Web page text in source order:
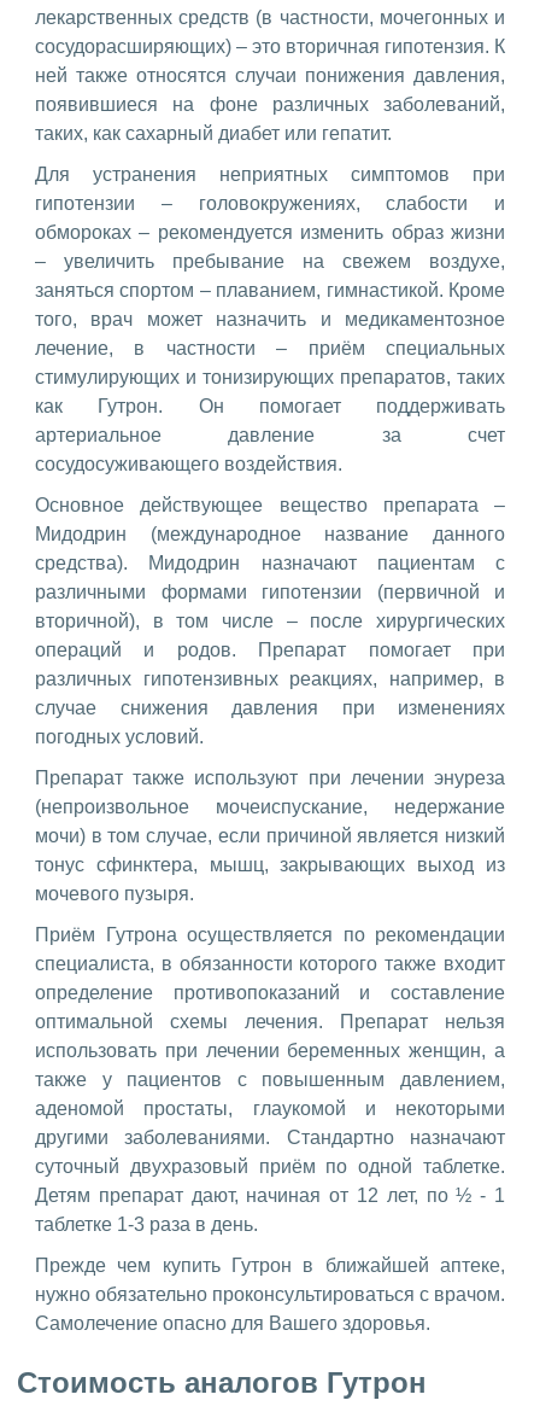
лекарственных средств (в частности, мочегонных и
сосудорасширяющих) – это вторичная гипотензия. К
ней также относятся случаи понижения давления,
появившиеся на фоне различных заболеваний,
таких, как сахарный диабет или гепатит.
Для устранения неприятных симптомов при
гипотензии – головокружениях, слабости и
обмороках – рекомендуется изменить образ жизни
– увеличить пребывание на свежем воздухе,
заняться спортом – плаванием, гимнастикой. Кроме
того, врач может назначить и медикаментозное
лечение, в частности – приём специальных
стимулирующих и тонизирующих препаратов, таких
как Гутрон. Он помогает поддерживать
артериальное давление за счет
сосудосуживающего воздействия.
Основное действующее вещество препарата –
Мидодрин (международное название данного
средства). Мидодрин назначают пациентам с
различными формами гипотензии (первичной и
вторичной), в том числе – после хирургических
операций и родов. Препарат помогает при
различных гипотензивных реакциях, например, в
случае снижения давления при изменениях
погодных условий.
Препарат также используют при лечении энуреза
(непроизвольное мочеиспускание, недержание
мочи) в том случае, если причиной является низкий
тонус сфинктера, мышц, закрывающих выход из
мочевого пузыря.
Приём Гутрона осуществляется по рекомендации
специалиста, в обязанности которого также входит
определение противопоказаний и составление
оптимальной схемы лечения. Препарат нельзя
использовать при лечении беременных женщин, а
также у пациентов с повышенным давлением,
аденомой простаты, глаукомой и некоторыми
другими заболеваниями. Стандартно назначают
суточный двухразовый приём по одной таблетке.
Детям препарат дают, начиная от 12 лет, по ½ - 1
таблетке 1-3 раза в день.
Прежде чем купить Гутрон в ближайшей аптеке,
нужно обязательно проконсультироваться с врачом.
Самолечение опасно для Вашего здоровья.
Стоимость аналогов Гутрон